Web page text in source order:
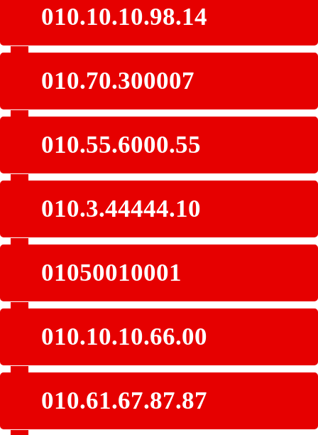
010.10.10.98.14
010.70.300007
010.55.6000.55
010.3.44444.10
01050010001
010.10.10.66.00
010.61.67.87.87